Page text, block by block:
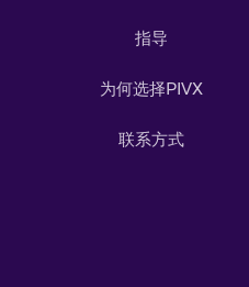
指导
为何选择PIVX
联系方式